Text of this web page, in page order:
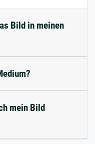
Bild in meinen
mein Bild